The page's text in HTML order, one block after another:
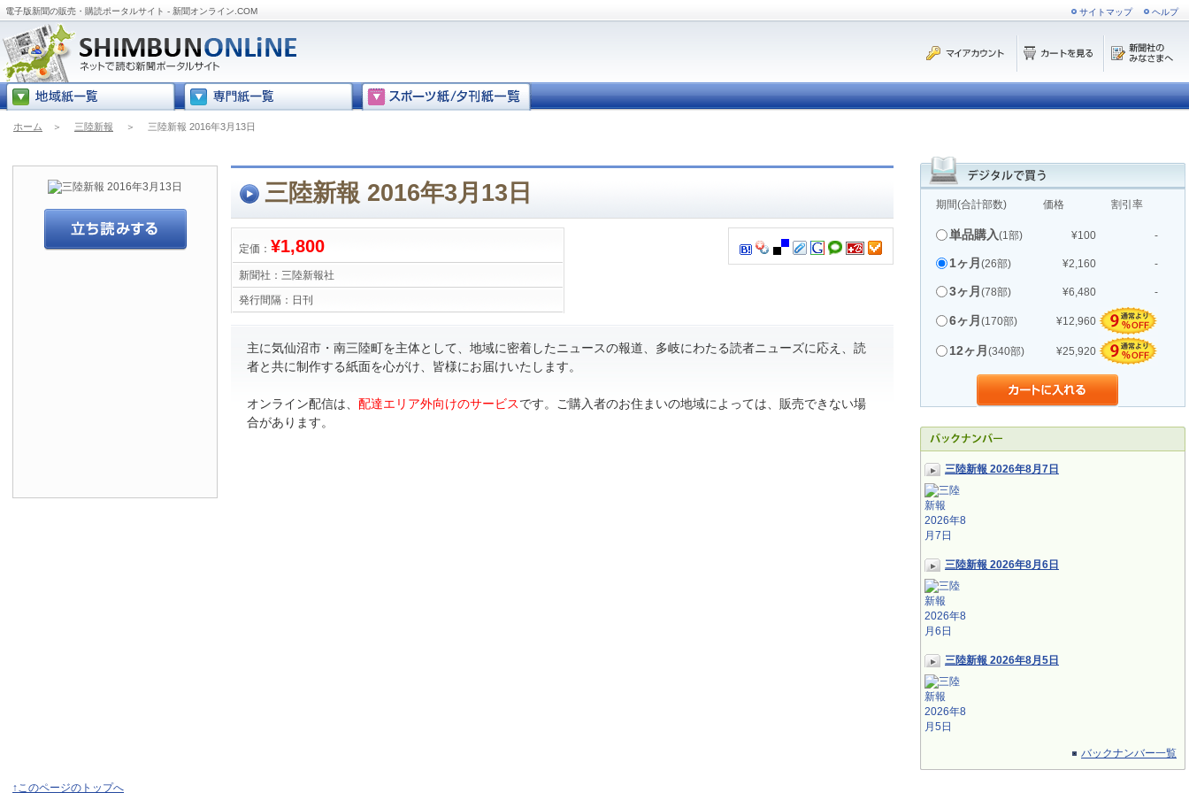
電子版新聞の販売・購読ポータルサイト - 新聞オンライン.COM サイトマップ ヘルプ
ホーム ＞ 三陸新報 ＞ 三陸新報 2016年3月13日
期間(合計部数) 価格 割引率
単品購入(1部) ¥100 -
1ヶ月 (26部) ¥2,160 -
3ヶ月 (78部) ¥6,480 -
6ヶ月 (170部) ¥12,960
12ヶ月 (340部) ¥25,920
三陸新報 2026年8月7日
三陸新報 2026年8月6日
三陸新報 2026年8月5日
バックナンバー一覧
三陸新報 2016年3月13日
定価： ¥1,800
新聞社： 三陸新報社
発行間隔： 日刊
主に気仙沼市・南三陸町を主体として、地域に密着したニュースの報道、多岐にわたる読者ニューズに応え、読
者と共に制作する紙面を心がけ、皆様にお届けいたします。
オンライン配信は、 配達エリア外向けのサービスです。ご購入者のお住まいの地域によっては、販売できない場
合があります。
↑このページのトップへ